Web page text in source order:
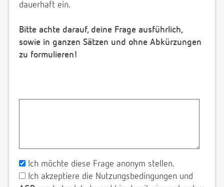
dauerhaft ein.
Bitte achte darauf, deine Frage ausführlich,
sowie in ganzen Sätzen und ohne Abkürzungen
zu formulieren!
Ich möchte diese Frage anonym stellen.
Ich akzeptiere die Nutzungsbedingungen und